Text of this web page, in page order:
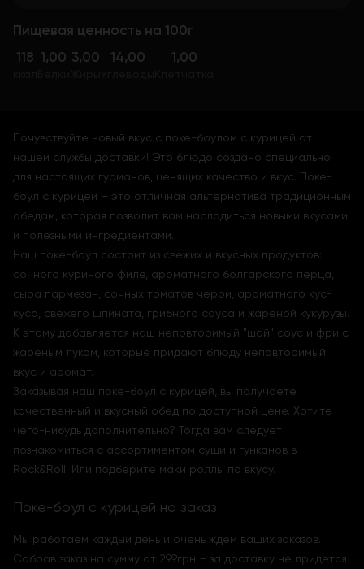
Пищевая ценность на 100г
118 1,00 3,00 14,00 1,00
Почувствуйте новый вкус с поке-боулом с курицей от
нашей службы доставки! Это блюдо создано специально
для настоящих гурманов, ценящих качество и вкус. Поке-
боул с курицей – это отличная альтернатива традиционным
обедам, которая позволит вам насладиться новыми вкусами
и полезными ингредиентами.
Наш поке-боул состоит из свежих и вкусных продуктов:
сочного куриного филе, ароматного болгарского перца,
сыра пармезан, сочных томатов черри, ароматного кус-
куса, свежего шпината, грибного соуса и жареной кукурузы.
К этому добавляется наш неповторимый "шой" соус и фри с
жареным луком, которые придают блюду неповторимый
вкус и аромат.
Заказывая наш поке-боул с курицей, вы получаете
качественный и вкусный обед по доступной цене. Хотите
чего-нибудь дополнительно? Тогда вам следует
познакомиться с ассортиментом суши и гунканов в
Rock&Roll. Или подберите маки роллы по вкусу.
Поке-боул с курицей на заказ
Мы работаем каждый день и очень ждем ваших заказов.
Собрав заказ на сумму от 299грн – за доставку не придется